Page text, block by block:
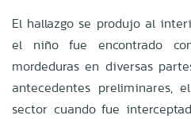
El hallazgo se produjo al
el niño fue encontrado
mordeduras en diversas
antecedentes preliminares,
sector cuando fue